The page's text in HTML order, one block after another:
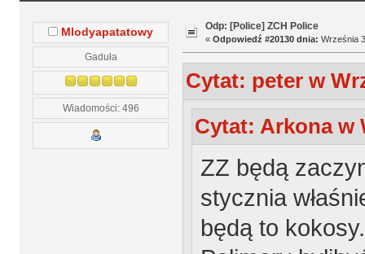
Mlodyapatatowy
Gaduła
Wiadomości: 496
Odp: [Police] ZCH Police
« Odpowiedź #20130 dnia: Września
Cytat: peter w
Cytat: Arkona w
ZZ będą
stycznia
będą to